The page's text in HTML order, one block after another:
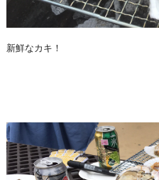
新鮮なカキ！